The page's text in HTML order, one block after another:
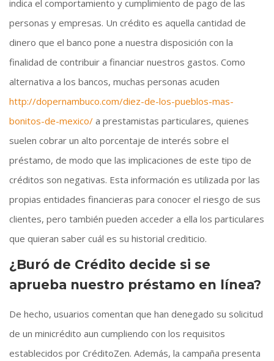
indica el comportamiento y cumplimiento de pago de las
personas y empresas. Un crédito es aquella cantidad de
dinero que el banco pone a nuestra disposición con la
finalidad de contribuir a financiar nuestros gastos. Como
alternativa a los bancos, muchas personas acuden
http://dopernambuco.com/diez-de-los-pueblos-mas-
bonitos-de-mexico/ a prestamistas particulares, quienes
suelen cobrar un alto porcentaje de interés sobre el
préstamo, de modo que las implicaciones de este tipo de
créditos son negativas. Esta información es utilizada por las
propias entidades financieras para conocer el riesgo de sus
clientes, pero también pueden acceder a ella los particulares
que quieran saber cuál es su historial crediticio.
¿Buró de Crédito decide si se
aprueba nuestro préstamo en línea?
De hecho, usuarios comentan que han denegado su solicitud
de un minicrédito aun cumpliendo con los requisitos
establecidos por CréditoZen. Además, la campaña presenta